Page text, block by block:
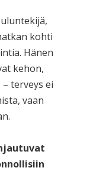
kohti
Hänen
kehon,
terveys ei
vaan